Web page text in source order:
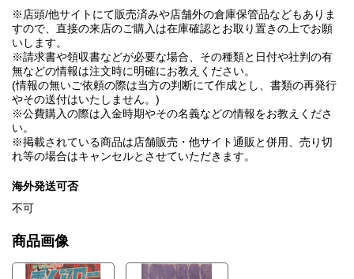
※店頭/他サイトにて販売済みや店舗外の倉庫保管品などもありま
すので、直接の来店のご購入は在庫確認とお取り置きの上でお願
いします。
※請求書や領収書などが必要な場合、その種類と日付や社判の有
無などの情報は注文時に明確にお教えください。
(情報の無いご依頼の際は当方の判断にて作成とし、書類の再発行
やその送付はいたしません。)
※公費購入の際は入金時期やその名義などの情報をお教えくださ
い。
※掲載されている商品は店舗販売・他サイト通販と併用、売り切
れ等の場合はキャンセルとさせていただきます。
海外発送可否
不可
商品画像